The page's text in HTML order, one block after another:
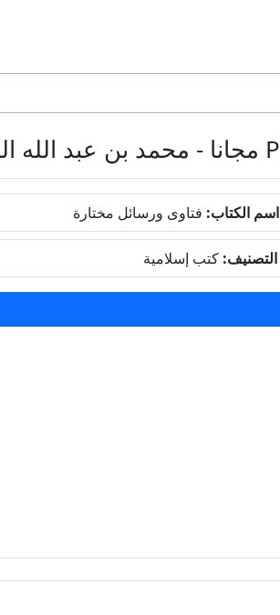
اسم الكتاب: فتاوى ورسائل مختارة
التصنيف: كتب إسلامية